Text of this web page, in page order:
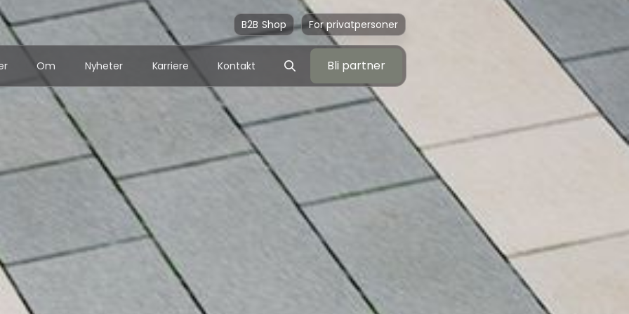
B2B Shop For privatpersoner
Om Nyheter Karriere Kontakt
Bli partner
Bli partner